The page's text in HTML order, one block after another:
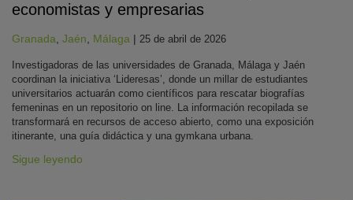
economistas y empresarias
Granada Jaén Málaga | 25 de abril de 2026
Investigadoras de las universidades de Granada, Málaga y Jaén
coordinan la iniciativa ‘Lideresas’, donde un millar de estudiantes
universitarios actuarán como científicos para rescatar biografías
femeninas en un repositorio on line. La información recopilada se
transformará en recursos de acceso abierto, como una exposición
itinerante, una guía didáctica y una gymkana urbana.
Sigue leyendo